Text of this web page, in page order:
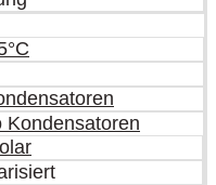
Kondensatoren